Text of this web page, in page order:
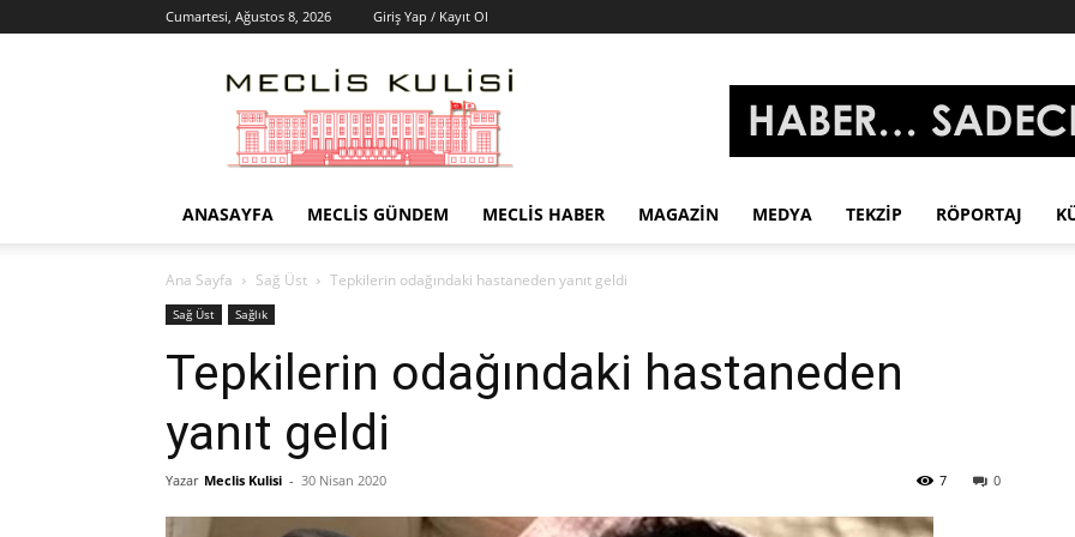
Cumartesi, Ağustos 8, 2026 Giriş Yap / Kayıt Ol
Meclis
Kulisi
–
Haber
ANASAYFA
MECLIS GÜNDEM MECLIS HABER MAGAZIN MEDYA TEKZIP RÖPORTAJ
Ana Sayfa Sağ Üst Tepkilerin odağındaki hastaneden yanıt geldi
Sağ Üst Sağlık
Tepkilerin odağındaki hastaneden
yanıt geldi
Yazar Meclis Kulisi - 30 Nisan 2020 0
7